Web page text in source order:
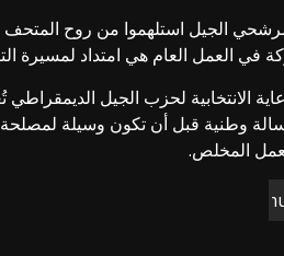
الجيل استلهموا من روح المتحف
في العمل العام هي امتداد لمسيرة
الانتخابية لحزب الجيل الديمقراطي
وطنية قبل أن تكون وسيلة
المخلص.